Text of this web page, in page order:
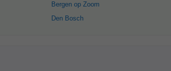
Bergen op Zoom
Den Bosch